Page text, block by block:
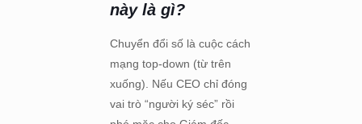
này là gì?
Chuyển đổi số là cuộc cách
mạng top-down (từ trên
xuống). Nếu CEO chỉ đóng
vai trò “người ký séc” rồi